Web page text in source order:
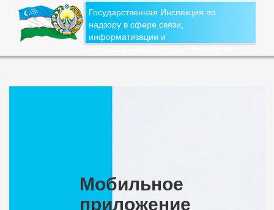
Государственная Инспекция по
надзору в сфере связи,
информатизации и
Мобильное
приложение